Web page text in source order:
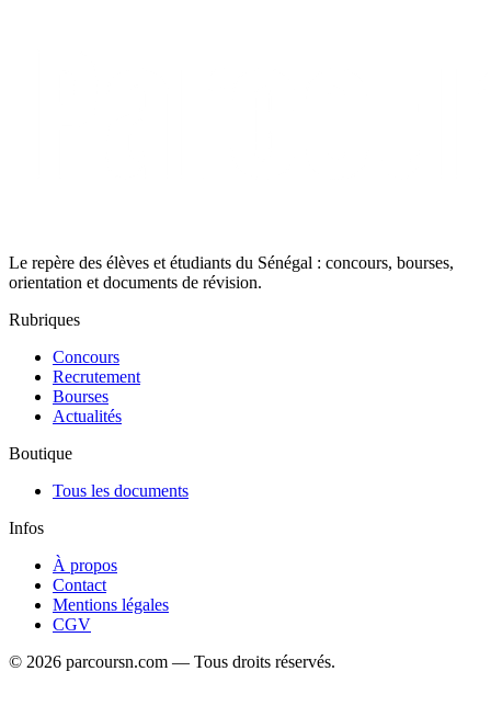
Le repère des élèves et étudiants du Sénégal : concours, bourses,
orientation et documents de révision.
Rubriques
Concours
Recrutement
Bourses
Actualités
Boutique
Tous les documents
Infos
À propos
Contact
Mentions légales
CGV
© 2026 parcoursn.com — Tous droits réservés.